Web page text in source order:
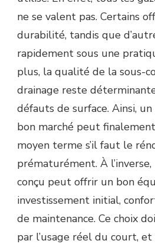
ne se valent pas. Certains
durabilité, tandis que
rapidement sous une
plus, la qualité de la sous-
drainage reste
défauts de surface. Ainsi,
bon marché peut
moyen terme s’il faut le
prématurément. À
conçu peut offrir un bon
investissement initial,
de maintenance. Ce choix
par l’usage réel du court,